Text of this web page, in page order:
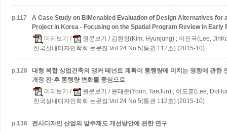
p.117
A Case Study on BIMenabled Evaluation of Design Alternatives for
Project in Korea - Focusing on the Spatial Program Review in Early
미리보기 / 원문보기 / 김현정(Kim, Hyunjung) ; 이진국(Lee,
한국실내디자인학회 논문집:Vol.24 No.5(통권 112호) (2015-10)
p.128
대형 복합 상업건축의 앵커 테넌트 계획이 통행량에 미치는 영향에 관한
개장 전·후 통행량 변화를 중심으로
미리보기 / 원문보기 / 윤태준(Yoon, TaeJun) ; 이도훈(Lee,
한국실내디자인학회 논문집:Vol.24 No.5(통권 112호) (2015-10)
p.136
전시디자인 산업의 발주제도 개선방안에 관한 연구